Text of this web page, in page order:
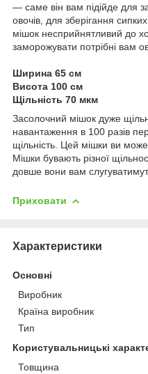
— саме він вам підійде для
овочів, для зберігання
мішок несприйнятливий до
заморожувати потрібні вам
Ширина 65 см
Висота 100 см
Щільність 70 мкм
Засолочний мішок дуже
навантаження в 100 разів
щільність. Цей мішки ви
Мішки бувають різної
довше вони вам
Приховати
Характеристики
Основні
Виробник
Країна виробник
Тип
Користувальницькі
Товщина